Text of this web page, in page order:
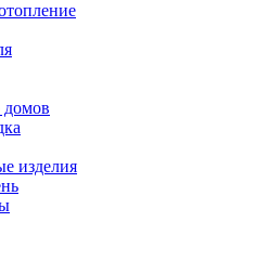
домов
изделия